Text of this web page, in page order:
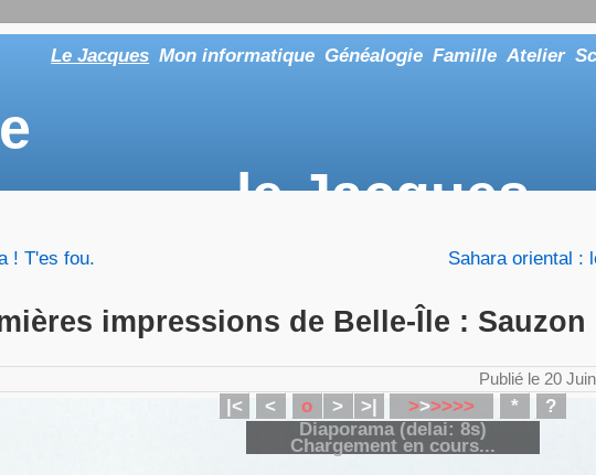
Le Jacques Mon informatique Généalogie Famille Atelier
le Jacques
! T'es fou. Sahara oriental :
impressions de Belle-Île : Sauzon
Publié le 20
|< < o > >| >>>>>> *
?
Diaporama (delai: 8s)
Chargement en cours...